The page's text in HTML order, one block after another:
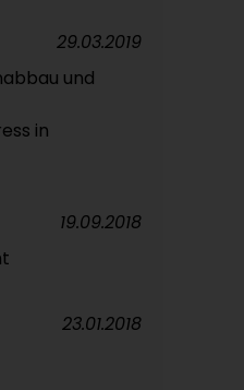
und
in
29.03.2019
19.09.2018
23.01.2018